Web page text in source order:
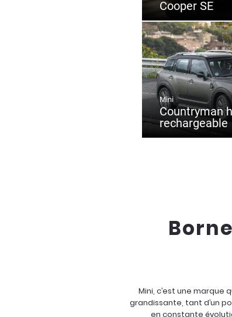
Cooper SE
Mini
Countryman
rechargeable
Mini, c’est une marque
grandissante, tant d’un
en constante